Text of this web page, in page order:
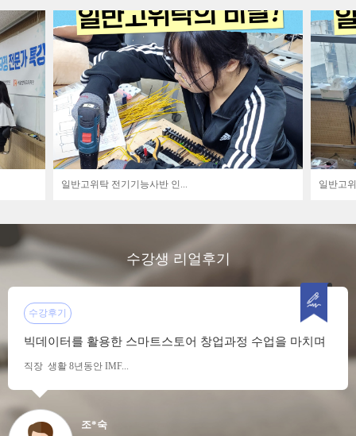
일반고위탁 전기기능사반 인... 일반고
수강생 리얼후기
수강후기
빅데이터를 활용한 스마트스토어 창업과정 수업을 마치며
직장 생활 8년동안 IMF...
조*숙